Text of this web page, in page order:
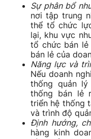
Sự phân bổ
nơi tập trung
thể tổ chức
lại, khu vực
tổ chức bán
bán lẻ của
Năng lực và
Nếu doanh
thống quản
thống bán lẻ
triển hệ thống
và trình độ
Định hướng,
hàng kinh